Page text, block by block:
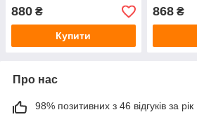
880 ₴
Купити
868₴
Про нас
98% позитивних з 46 відгуків за рік